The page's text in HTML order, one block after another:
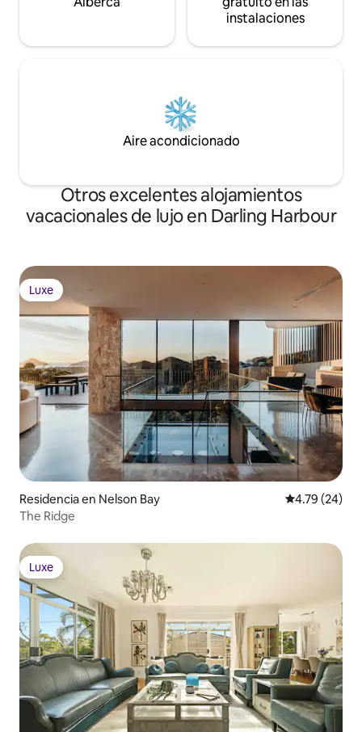
instalaciones
Aire acondicionado
Otros excelentes alojamientos
vacacionales de lujo en Darling Harbour
Luxe
Luxe
Residencia en Nelson Bay Calificación
4.79 (24)
The Ridge
Luxe
Luxe